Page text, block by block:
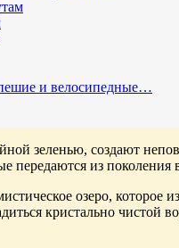
и велосипедные…
зеленью, создают
передаются из поколения
озеро,
кристально чистой